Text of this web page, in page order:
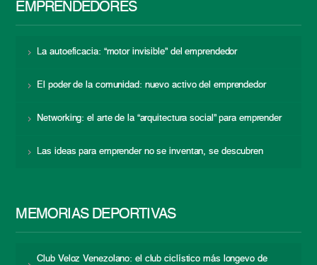
EMPRENDEDORES
La autoeficacia: “motor invisible” del emprendedor
El poder de la comunidad: nuevo activo del emprendedor
Networking: el arte de la “arquitectura social” para emprender
Las ideas para emprender no se inventan, se descubren
MEMORIAS DEPORTIVAS
Club Veloz Venezolano: el club ciclístico más longevo de